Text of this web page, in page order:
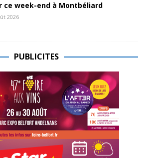
ce week-end à Montbéliard
2026
PUBLICITES